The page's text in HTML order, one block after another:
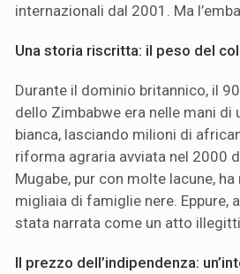
internazionali dal 2001. Ma
Una storia riscritta: il peso del
Durante il dominio britannico, il
dello Zimbabwe era nelle mani di
bianca, lasciando milioni di
riforma agraria avviata nel 2000
Mugabe, pur con molte lacune,
migliaia di famiglie nere. Eppure,
stata narrata come un atto
Il prezzo dell’indipendenza: